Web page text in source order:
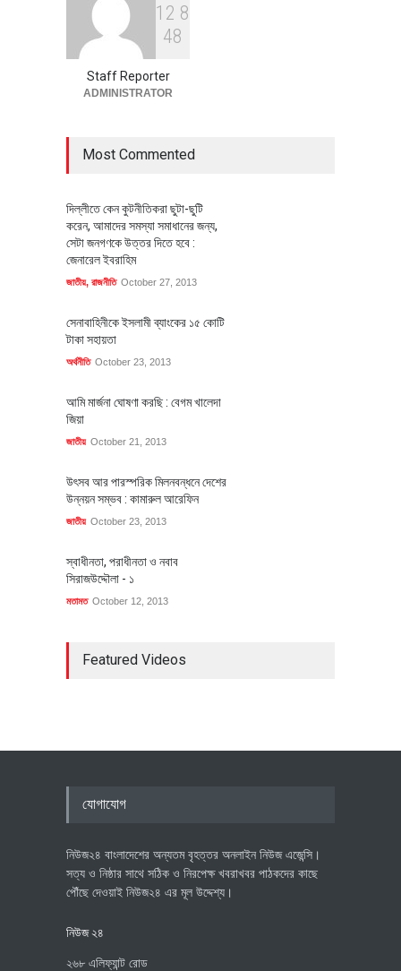
বৈশ্বিক প্রতিযোগিতা সক্ষমতা বাড়াতে
পোশাক শিল্পে নতুন উদ্যোগ
1 2 8
48
Staff Reporter
ADMINISTRATOR
Most Commented
দিল্লীতে কেন কুটনীতিকরা ছুটা-ছুটি
করেন, আমাদের সমস্যা সমাধানের জন্য,
সেটা জনগণকে উত্তর দিতে হবে :
জেনারেল ইবরাহিম
জাতীয়, রাজনীতি October 27, 2013
সেনাবাহিনীকে ইসলামী ব্যাংকের ১৫ কোটি
টাকা সহায়তা
অর্থনীতি October 23, 2013
আমি মার্জনা ঘোষণা করছি : বেগম খালেদা
জিয়া
জাতীয় October 21, 2013
উৎসব আর পারস্পরিক মিলনবন্ধনে দেশের
উন্নয়ন সম্ভব : কামারুল আরেফিন
জাতীয় October 23, 2013
স্বাধীনতা, পরাধীনতা ও নবাব
সিরাজউদ্দৌলা - ১
মতামত October 12, 2013
Featured Videos
যোগাযোগ
নিউজ২৪ বাংলাদেশের অন্যতম বৃহত্তর অনলাইন নিউজ এজেন্সি।
সত্য ও নিষ্ঠার সাথে সঠিক ও নিরপেক্ষ খবরাখবর পাঠকদের কাছে
পৌঁছে দেওয়াই নিউজ২৪ এর মূল উদ্দেশ্য।
নিউজ ২৪
২৬৮ এলিফ্যান্ট রোড